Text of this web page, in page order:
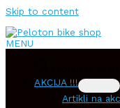
Skip to content
MENU
AKCIJA !!!
Artikli na